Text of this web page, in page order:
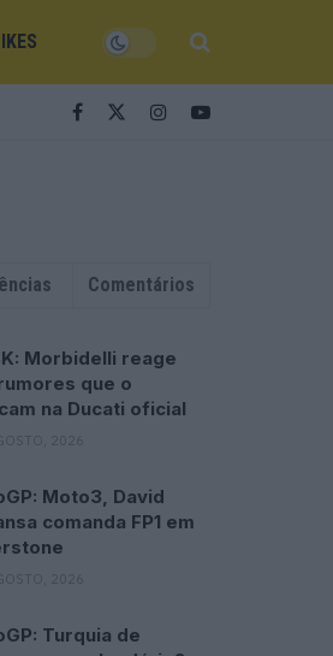
Comentários
Morbidelli reage
que o
na Ducati oficial
2026
Moto3, David
comanda FP1 em
2026
Turquia de